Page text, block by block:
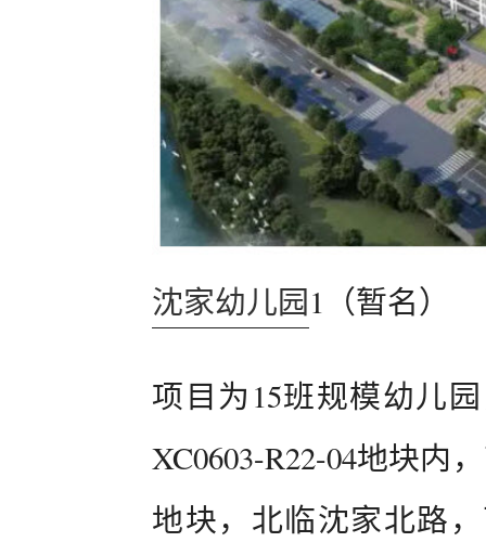
沈家幼儿园1（暂名）
项目为15班规模幼儿
XC0603-R22-04地块内
地块，北临沈家北路